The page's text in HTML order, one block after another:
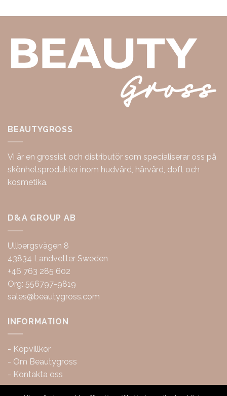
BEAUTYGROSS
Vi är en grossist och distributör som specialiserar oss på
skönhetsprodukter inom hudvård, hårvård, doft och
kosmetika.
D&A GROUP AB
Ullbergsvägen 8
43834 Landvetter Sweden
+46 763 285 602
Org: 556797-9819
sales@beautygross.com
INFORMATION
- Köpvillkor
- Om Beautygross
- Kontakta oss